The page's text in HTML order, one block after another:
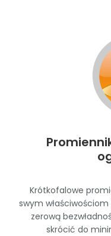
Krótkofalowe
swym
zerową
skrócić do